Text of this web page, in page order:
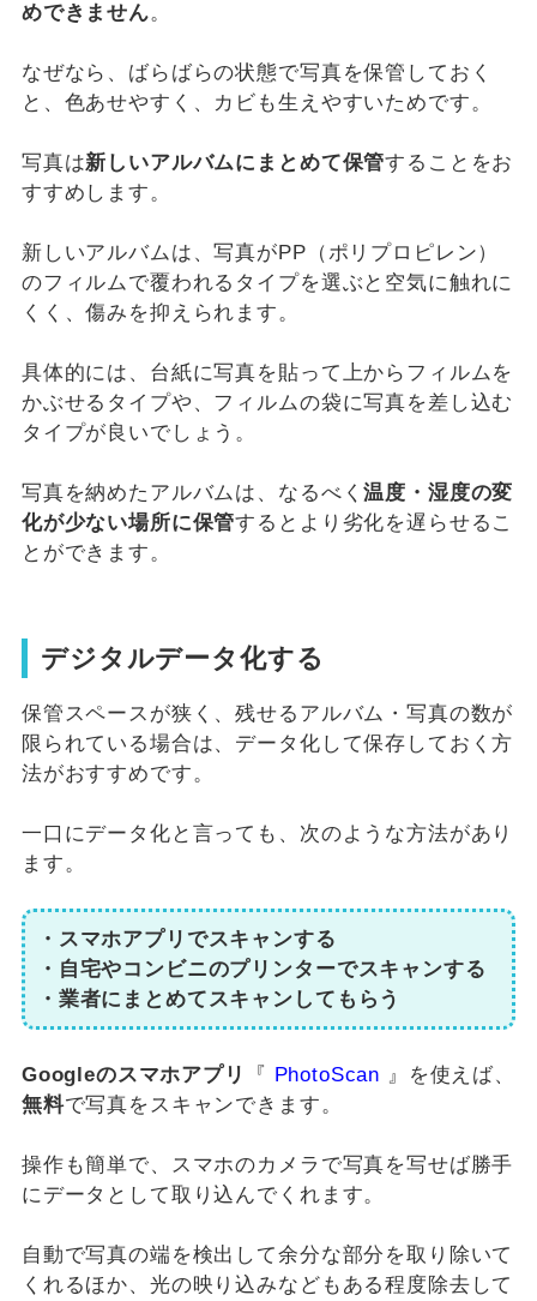
めできません。
なぜなら、ばらばらの状態で写真を保管しておく
と、色あせやすく、カビも生えやすいためです。
写真は新しいアルバムにまとめて保管することをお
すすめします。
新しいアルバムは、写真がPP（ポリプロピレン）
のフィルムで覆われるタイプを選ぶと空気に触れに
くく、傷みを抑えられます。
具体的には、台紙に写真を貼って上からフィルムを
かぶせるタイプや、フィルムの袋に写真を差し込む
タイプが良いでしょう。
写真を納めたアルバムは、なるべく温度・湿度の変
化が少ない場所に保管するとより劣化を遅らせるこ
とができます。
デジタルデータ化する
保管スペースが狭く、残せるアルバム・写真の数が
限られている場合は、データ化して保存しておく方
法がおすすめです。
一口にデータ化と言っても、次のような方法があり
ます。
・スマホアプリでスキャンする
・自宅やコンビニのプリンターでスキャンする
・業者にまとめてスキャンしてもらう
Googleのスマホアプリ 『 PhotoScan 』を使えば、
無料で写真をスキャンできます。
操作も簡単で、スマホのカメラで写真を写せば勝手
にデータとして取り込んでくれます。
自動で写真の端を検出して余分な部分を取り除いて
くれるほか、光の映り込みなどもある程度除去して